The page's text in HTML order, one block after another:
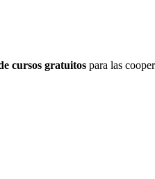
cursos gratuitos para las